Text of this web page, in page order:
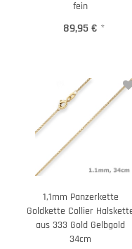
fein
89,95 € *
1,1mm Panzerkette
Goldkette Collier
aus 333 Gold Gelbgold
34cm